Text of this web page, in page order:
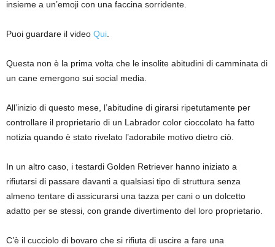
insieme a un’emoji con una faccina sorridente.
Puoi guardare il video Qui
Questa non è la prima volta che le insolite abitudini di camminata di
un cane emergono sui social media.
All’inizio di questo mese, l’abitudine di girarsi ripetutamente per
controllare il proprietario di un Labrador color cioccolato ha fatto
notizia quando è stato rivelato l’adorabile motivo dietro ciò.
In un altro caso, i testardi Golden Retriever hanno iniziato a
rifiutarsi di passare davanti a qualsiasi tipo di struttura senza
almeno tentare di assicurarsi una tazza per cani o un dolcetto
adatto per se stessi, con grande divertimento del loro proprietario.
C’è il cucciolo di bovaro che si rifiuta di uscire a fare una